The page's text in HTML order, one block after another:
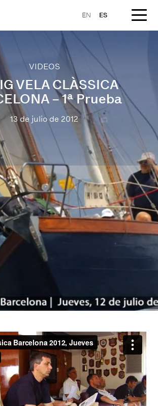
EN ES
VIDEOS
VELA CLÀSSICA
– 1ª Prueba
13 de julio de 2012